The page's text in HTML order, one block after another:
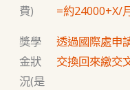
費)
=約24000+X/
獎學
金狀
況(是
透過國際處申
交換回來繳交